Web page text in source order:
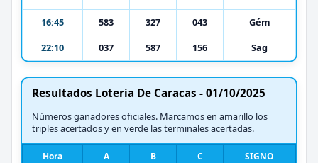
16:45
583 327 043
Gém
22:10
037 587 156 Sag
Resultados Loteria De Caracas - 01/10/2025
Números ganadores oficiales. Marcamos en amarillo los
triples acertados y en verde las terminales acertadas.
Hora A B C SIGNO